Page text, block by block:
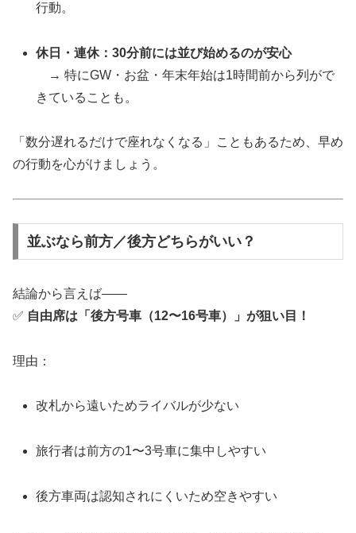
行動。
休日・連休：30分前には並び始めるのが安心
→ 特にGW・お盆・年末年始は1時間前から列がで
きていることも。
「数分遅れるだけで座れなくなる」こともあるため、早め
の行動を心がけましょう。
並ぶなら前方／後方どちらがいい？
結論から言えば――
✅ 自由席は「後方号車（12〜16号車）」が狙い目！
理由：
改札から遠いためライバルが少ない
旅行者は前方の1〜3号車に集中しやすい
後方車両は認知されにくいため空きやすい